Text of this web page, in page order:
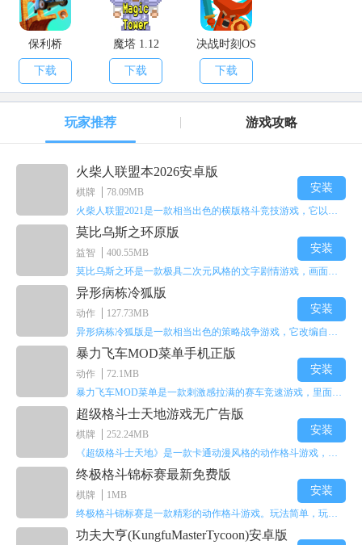
鹿哪里都有
保利桥
下载
魔塔 1.12
下载
决战时刻OS
下载
玩家推荐 游戏攻略
火柴人联盟本2026安卓版
棋牌
78.09MB
安装
莫比乌斯之环原版
益智
400.55MB
安装
异形病栋冷狐版
动作
127.73MB
安装
暴力飞车MOD菜单手机正版
动作
72.1MB
安装
超级格斗士天地游戏无广告版
棋牌
252.24MB
安装
终极格斗锦标赛最新免费版
棋牌
1MB
安装
功夫大亨(KungfuMasterTycoon)安卓版